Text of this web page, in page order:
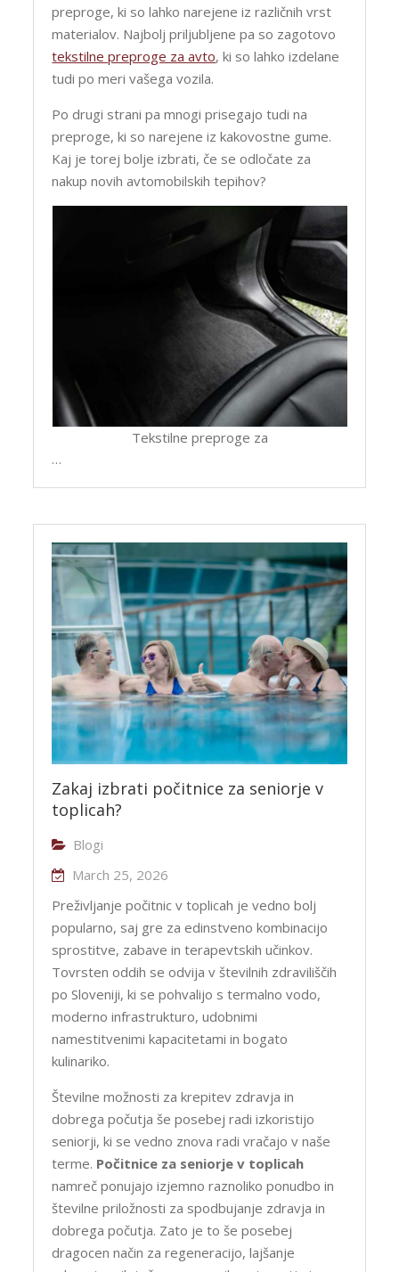
preproge, ki so lahko narejene iz različnih vrst
materialov. Najbolj priljubljene pa so zagotovo
tekstilne preproge za avto, ki so lahko izdelane
tudi po meri vašega vozila.
Po drugi strani pa mnogi prisegajo tudi na
preproge, ki so narejene iz kakovostne gume.
Kaj je torej bolje izbrati, če se odločate za
nakup novih avtomobilskih tepihov?
Tekstilne preproge za
…
Zakaj izbrati počitnice za seniorje v
toplicah?
Blogi
March 25, 2026
Preživljanje počitnic v toplicah je vedno bolj
popularno, saj gre za edinstveno kombinacijo
sprostitve, zabave in terapevtskih učinkov.
Tovrsten oddih se odvija v številnih zdraviliščih
po Sloveniji, ki se pohvalijo s termalno vodo,
moderno infrastrukturo, udobnimi
namestitvenimi kapacitetami in bogato
kulinariko.
Številne možnosti za krepitev zdravja in
dobrega počutja še posebej radi izkoristijo
seniorji, ki se vedno znova radi vračajo v naše
terme. Počitnice za seniorje v toplicah
namreč ponujajo izjemno raznoliko ponudbo in
številne priložnosti za spodbujanje zdravja in
dobrega počutja. Zato je to še posebej
dragocen način za regeneracijo, lajšanje